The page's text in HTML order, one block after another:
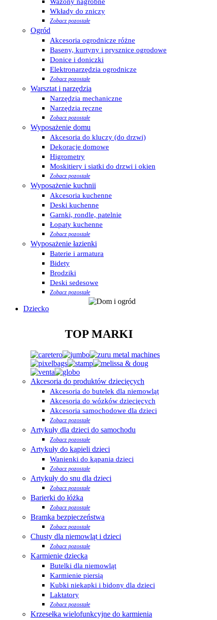
Wkłady do zniczy
Zobacz pozostałe
Ogród
Akcesoria ogrodnicze różne
Baseny, kurtyny i prysznice ogrodowe
Donice i doniczki
Elektronarzędzia ogrodnicze
Zobacz pozostałe
Warsztat i narzędzia
Narzędzia mechaniczne
Narzędzia ręczne
Zobacz pozostałe
Wyposażenie domu
Akcesoria do kluczy (do drzwi)
Dekoracje domowe
Higrometry
Moskitiery i siatki do drzwi i okien
Zobacz pozostałe
Wyposażenie kuchnii
Akcesoria kuchenne
Deski kuchenne
Garnki, rondle, patelnie
Łopaty kuchenne
Zobacz pozostałe
Wyposażenie łazienki
Baterie i armatura
Bidety
Brodziki
Deski sedesowe
Zobacz pozostałe
Dziecko
TOP MARKI
Akcesoria do produktów dziecięcych
Akcesoria do butelek dla niemowląt
Akcesoria do wózków dziecięcych
Akcesoria samochodowe dla dzieci
Zobacz pozostałe
Artykuły dla dzieci do samochodu
Zobacz pozostałe
Artykuły do kąpieli dzieci
Wanienki do kąpania dzieci
Zobacz pozostałe
Artykuły do snu dla dzieci
Zobacz pozostałe
Barierki do łóżka
Zobacz pozostałe
Bramka bezpieczeństwa
Zobacz pozostałe
Chusty dla niemowląt i dzieci
Zobacz pozostałe
Karmienie dziecka
Butelki dla niemowląt
Karmienie piersią
Kubki niekapki i bidony dla dzieci
Laktatory
Zobacz pozostałe
Krzesełka wielofunkcyjne do karmienia